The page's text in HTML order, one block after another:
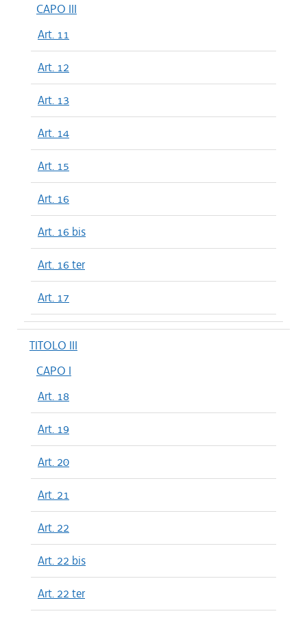
CAPO III
Art. 11
Art. 12
Art. 13
Art. 14
Art. 15
Art. 16
Art. 16 bis
Art. 16 ter
Art. 17
TITOLO III
CAPO I
Art. 18
Art. 19
Art. 20
Art. 21
Art. 22
Art. 22 bis
Art. 22 ter